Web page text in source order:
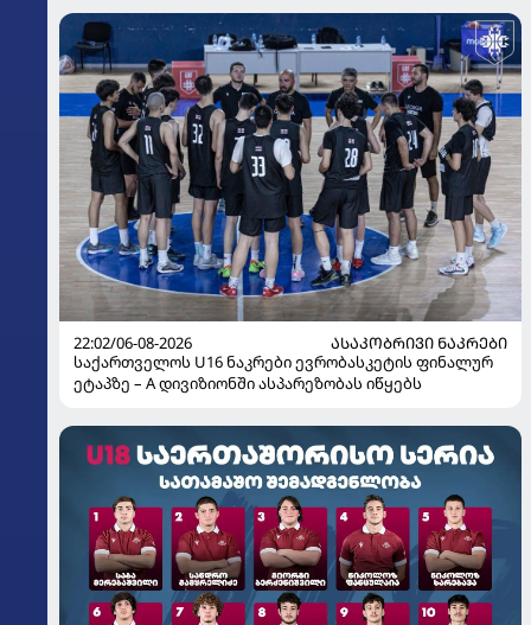
22:02/06-08-2026
ᲐᲡᲐᲙᲝᲑᲠᲘᲕᲘ ᲜᲐᲙᲠᲔᲑᲘ
საქართველოს U16 ნაკრები ევრობასკეტის ფინალურ
ეტაპზე – A დივიზიონში ასპარეზობას იწყებს